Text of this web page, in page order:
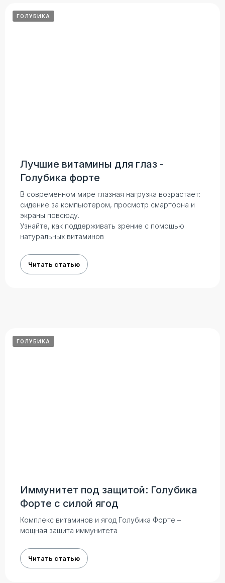
ГОЛУБИКА
Лучшие витамины для глаз -
Голубика форте
В современном мире глазная нагрузка возрастает:
сидение за компьютером, просмотр смартфона и
экраны повсюду.
Узнайте, как поддерживать зрение с помощью
натуральных витаминов
Читать статью
ГОЛУБИКА
Иммунитет под защитой: Голубика
Форте с силой ягод
Комплекс витаминов и ягод Голубика Форте –
мощная защита иммунитета
Читать статью
Контакты
+7 701 222 73 72